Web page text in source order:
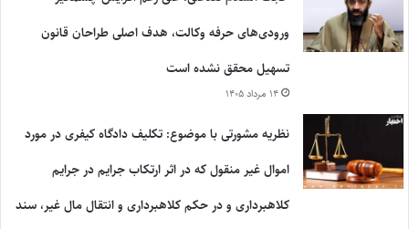
ورودی‌های حرفه وکالت، هدف اصلی طراحان قانون
تسهیل محقق نشده است
۱۴ مرداد ۱۴۰۵
نظریه مشورتی با موضوع: تکلیف دادگاه کیفری در مورد
اموال غیر منقول که در اثر ارتکاب جرایم در جرایم
کلاهبرداری و در حکم کلاهبرداری و انتقال مال غیر، سند